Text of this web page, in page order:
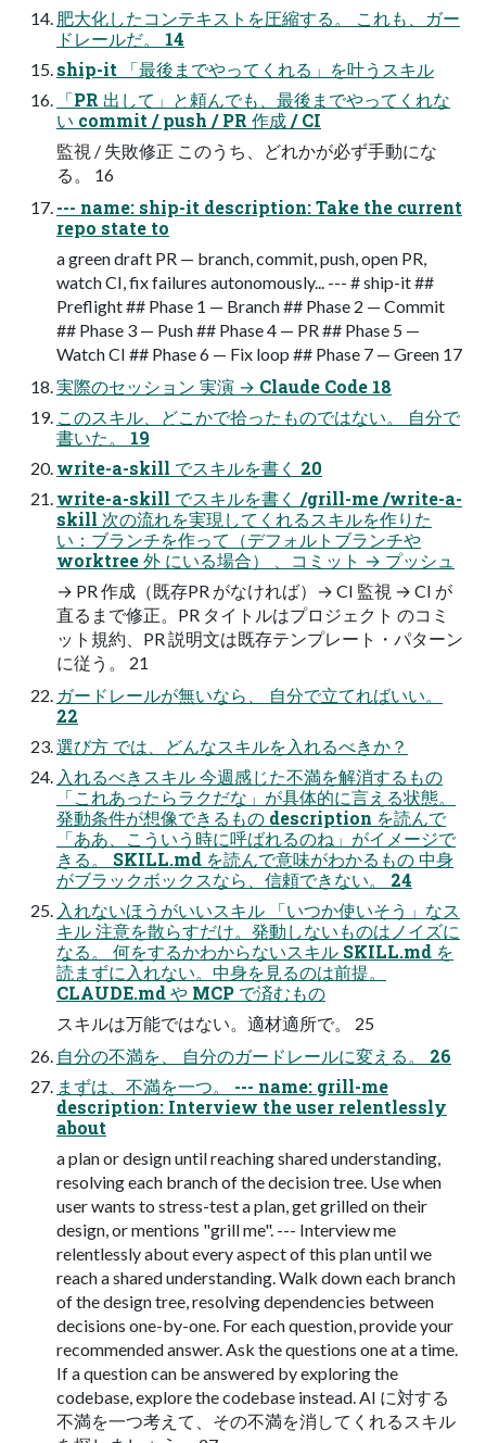
肥大化したコンテキストを圧縮する。 これも、ガー
ドレールだ。 14
ship-it 「最後までやってくれる」を叶うスキル
「PR 出して」と頼んでも、最後までやってくれな
い commit / push / PR 作成 / CI
監視 / 失敗修正 このうち、どれかが必ず手動にな
る。 16
--- name: ship-it description: Take the current
repo state to
a green draft PR — branch, commit, push, open PR,
watch CI, fix failures autonomously... --- # ship-it ##
Preflight ## Phase 1 — Branch ## Phase 2 — Commit
## Phase 3 — Push ## Phase 4 — PR ## Phase 5 —
Watch CI ## Phase 6 — Fix loop ## Phase 7 — Green 17
実際のセッション 実演 → Claude Code 18
このスキル、どこかで拾ったものではない。 自分で
書いた。 19
write-a-skill でスキルを書く 20
write-a-skill でスキルを書く /grill-me /write-a-
skill 次の流れを実現してくれるスキルを作りた
い：ブランチを作って（デフォルトブランチや
worktree 外 にいる場合） 、コミット → プッシュ
→ PR 作成（既存PR がなければ）→ CI 監視 → CI が
直るまで修正。PR タイトルはプロジェクト のコミ
ット規約、PR 説明文は既存テンプレート・パターン
に従う。 21
ガードレールが無いなら、 自分で立てればいい。
22
選び方 では、どんなスキルを入れるべきか？
入れるべきスキル 今週感じた不満を解消するもの
「これあったらラクだな」が具体的に言える状態。
発動条件が想像できるもの description を読んで
「ああ、こういう時に呼ばれるのね」がイメージで
きる。 SKILL.md を読んで意味がわかるもの 中身
がブラックボックスなら、信頼できない。 24
入れないほうがいいスキル 「いつか使いそう」なス
キル 注意を散らすだけ。発動しないものはノイズに
なる。 何をするかわからないスキル SKILL.md を
読まずに入れない。中身を見るのは前提。
CLAUDE.md や MCP で済むもの
スキルは万能ではない。適材適所で。 25
自分の不満を、 自分のガードレールに変える。 26
まずは、不満を一つ。 --- name: grill-me
description: Interview the user relentlessly
about
a plan or design until reaching shared understanding,
resolving each branch of the decision tree. Use when
user wants to stress-test a plan, get grilled on their
design, or mentions "grill me". --- Interview me
relentlessly about every aspect of this plan until we
reach a shared understanding. Walk down each branch
of the design tree, resolving dependencies between
decisions one-by-one. For each question, provide your
recommended answer. Ask the questions one at a time.
If a question can be answered by exploring the
codebase, explore the codebase instead. AI に対する
不満を一つ考えて、その不満を消してくれるスキル